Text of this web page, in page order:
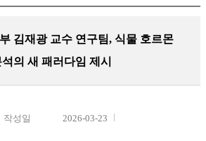
김재광 교수 연구팀, 식물 호르몬
의 새 패러다임 제시
작성일 2026-03-23